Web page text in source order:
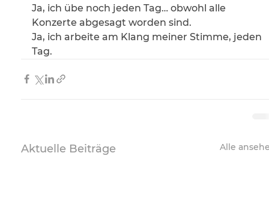
Ja, ich übe noch jeden Tag… obwohl alle
Konzerte abgesagt worden sind.
Ja, ich arbeite am Klang meiner Stimme, jeden
Tag.
Aktuelle Beiträge Alle